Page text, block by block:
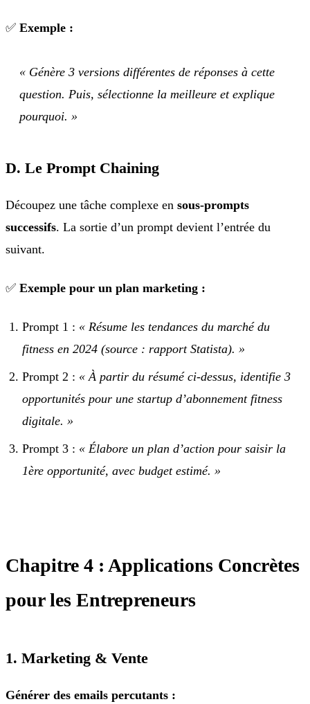
✅ Exemple :
« Génère 3 versions différentes de réponses à cette
question. Puis, sélectionne la meilleure et explique
pourquoi. »
D. Le Prompt Chaining
Découpez une tâche complexe en sous-prompts
successifs. La sortie d’un prompt devient l’entrée du
suivant.
✅ Exemple pour un plan marketing :
Prompt 1 : « Résume les tendances du marché du
fitness en 2024 (source : rapport Statista). »
Prompt 2 : « À partir du résumé ci-dessus, identifie 3
opportunités pour une startup d’abonnement fitness
digitale. »
Prompt 3 : « Élabore un plan d’action pour saisir la
1ère opportunité, avec budget estimé. »
Chapitre 4 : Applications Concrètes
pour les Entrepreneurs
1. Marketing & Vente
Générer des emails percutants :